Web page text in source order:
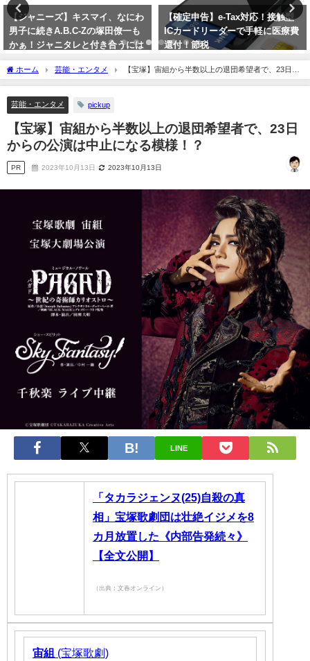
【確定申告】e-Tax対応！接触型
ICカードリーダーで手軽に医療費
還付！節税
【文春砲】テレビ朝日が東京・お
台場有明にジャニーズ劇場開業で
2日の記者会見は井ノ原快彦の隣
にテレ朝が着席か？帝国劇場出禁
で開き直りか？
ホーム 芸能・エンタメ
【宝塚】宙組から半数以上の退団希望者で、23日か
らの公演は中止になる模様！？
芸能・エンタメ pickup
【宝塚】宙組から半数以上の退団希望者で、23日
からの公演は中止になる模様！？
PR 2023年10月13日 2023年10月13日
LINE
「タカラジェンヌ(25)自殺の真
相」宝塚歌劇団は壮絶イジメを8
カ月放置した《内部告発続々》
【全文公開】
（出典：文春オンライン）
宙組 (宝塚歌劇)